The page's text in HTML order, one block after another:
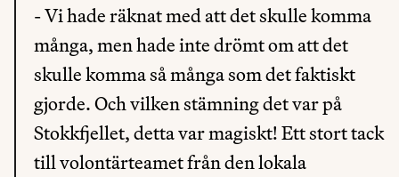
- Vi hade räknat med att det skulle komma
många, men hade inte drömt om att det
skulle komma så många som det faktiskt
gjorde. Och vilken stämning det var på
Stokkfjellet, detta var magiskt! Ett stort tack
till volontärteamet från den lokala